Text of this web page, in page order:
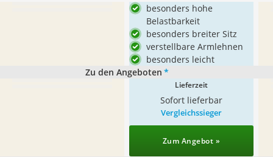
besonders hohe
Belastbarkeit
besonders breiter Sitz
verstellbare Armlehnen
besonders leicht
Zu den Angeboten *
Lieferzeit
Sofort lieferbar
Vergleichssieger
Zum Angebot »